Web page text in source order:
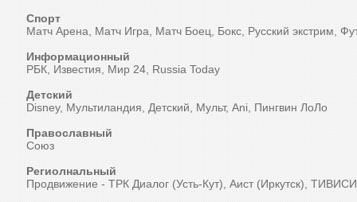
Спорт
Матч Арена, Матч Игра, Матч Боец, Бокс, Русский экстрим,
Информационный
РБК, Известия, Мир 24, Russia Today
Детский
Disney, Мультиландия, Детский, Мульт, Ani, Пингвин ЛоЛо
Православный
Союз
Региолнальный
Продвижение - ТРК Диалог (Усть-Кут), Аист (Иркутск), ТИВИСИ